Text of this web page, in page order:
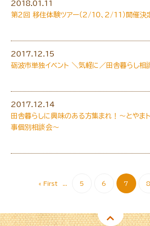
2018.01.11
第２回 移住体験ツアー（2/10、2/11）開催決
2017.12.15
砺波市単独イベント ＼気軽に／田舎暮らし相
2017.12.14
田舎暮らしに興味のある方集まれ！～とやまト
事個別相談会～
« First 5 6 7 8